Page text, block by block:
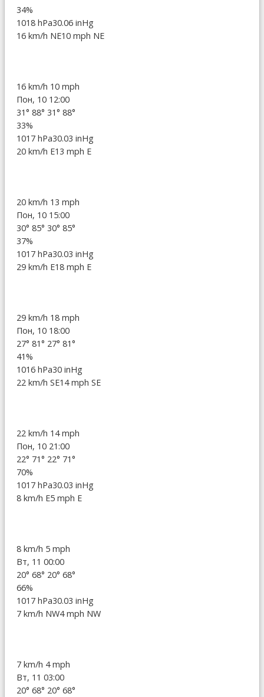
34%
1018 hPa30.06 inHg
16 km/h NE10 mph NE
16 km/h 10 mph
Пон, 10 12:00
31° 88° 31° 88°
33%
1017 hPa30.03 inHg
20 km/h E13 mph E
20 km/h 13 mph
Пон, 10 15:00
30° 85° 30° 85°
37%
1017 hPa30.03 inHg
29 km/h E18 mph E
29 km/h 18 mph
Пон, 10 18:00
27° 81° 27° 81°
41%
1016 hPa30 inHg
22 km/h SE14 mph SE
22 km/h 14 mph
Пон, 10 21:00
22° 71° 22° 71°
70%
1017 hPa30.03 inHg
8 km/h E5 mph E
8 km/h 5 mph
Вт, 11 00:00
20° 68° 20° 68°
66%
1017 hPa30.03 inHg
7 km/h NW4 mph NW
7 km/h 4 mph
Вт, 11 03:00
20° 68° 20° 68°